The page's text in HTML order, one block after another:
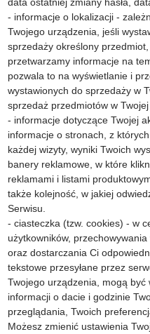
- informacje o lokalizacji -
Twojego urządzenia, jeśli
sprzedaży określony
przetwarzamy informacje na
pozwala to na wyświetlanie i
wystawionych do sprzedaży w
sprzedaż przedmiotów w Twojej
- informacje dotyczące Twojej
informacje o stronach, z
każdej wizyty, wyniki Twoich
banery reklamowe, w które
reklamami i listami
także kolejność, w jakiej
Serwisu.
- ciasteczka (tzw. cookies) - w
użytkowników,
oraz dostarczania Ci
tekstowe przesyłane przez
Twojego urządzenia, mogą
informacji o dacie i godzinie
przeglądania, Twoich
Możesz zmienić ustawienia